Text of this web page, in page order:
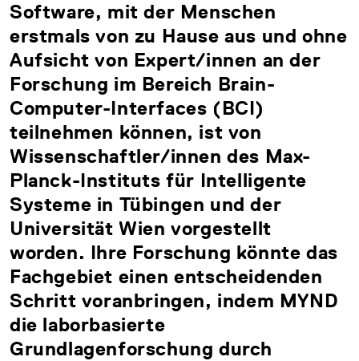
Software, mit der Menschen
erstmals von zu Hause aus und ohne
Aufsicht von Expert/innen an der
Forschung im Bereich Brain-
Computer-Interfaces (BCI)
teilnehmen können, ist von
Wissenschaftler/innen des Max-
Planck-Instituts für Intelligente
Systeme in Tübingen und der
Universität Wien vorgestellt
worden. Ihre Forschung könnte das
Fachgebiet einen entscheidenden
Schritt voranbringen, indem MYND
die laborbasierte
Grundlagenforschung durch